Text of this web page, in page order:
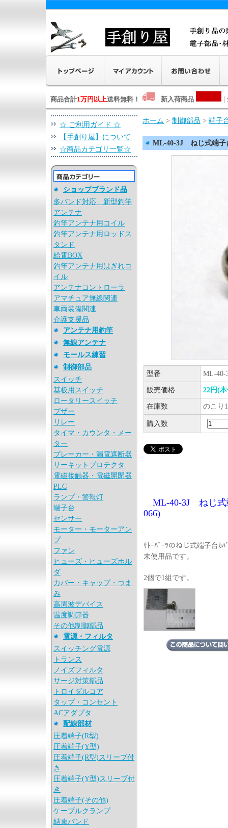
商品合計1万円以上送料無料！ 新入荷商品
☆ ご利用ガイド ☆
【手創り屋】について
☆商品カテゴリ一覧☆
ショップブランド品
多バンド対応 新型釣竿
アンテナ
釣竿アンテナ用コイル
釣竿アンテナ用ロッドス
タンド
給電BOX
釣竿アンテナ用はぎれコ
イル
アンテナコントローラ
アマチュア無線関連
車両装備関連
介護支援品
アンテナ用釣竿
無線アンテナ
モールス練習
制御部品
スイッチ
基板用スイッチ
ロータリースイッチ
ブザー
リレー
タイマ・カウンタ・メー
ター
ブレーカー・漏電遮断器
サーキットプロテクタ
電磁接触器・電磁開閉器
PLC
ランプ・警報灯
端子台
センサー
モーター・モーターアン
プ
ファン
ヒューズ・ヒューズホル
ダ
カバー・キャップ・つま
み
高周波デバイス
温度調節器
その他制御部品
電源・フィルタ
スイッチング電源
トランス
ノイズフィルタ
サージ対策部品
トロイダルコア
タップ・コンセント
ACアダプタ
配線部材
圧着端子(R型)
圧着端子(Y型)
圧着端子(R型)スリーブ付
き
圧着端子(Y型)スリーブ付
き
圧着端子(その他)
ケーブルクランプ
結束バンド
ホーム > 制御部品 > 端子
ML-40-3J ねじ式端
型番 ML-40-
販売価格 22円(
在庫数 のこり
購入数
ML-40-3J ねじ
066)
ｻﾄｰﾊﾟｰﾂのねじ式端子台ｶ
未使用品です。
2個で1組です。